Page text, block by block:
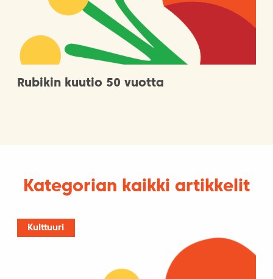
Rubikin kuutio 50 vuotta
Kategorian kaikki artikkelit
Kulttuuri